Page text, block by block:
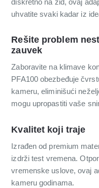
uhvatite svaki kadar iz
Rešite problem
zauvek
Zaboravite na klimave
PFA100 obezbeđuje
kameru, eliminišući
mogu upropastiti vaše
Kvalitet koji traje
Izrađen od premium
izdrži test vremena.
vremenske uslove, ovaj
kameru godinama.